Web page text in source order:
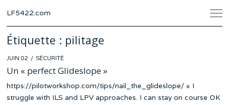
LF5422.com
Étiquette : pilitage
POSTED
ON
JUIN 02 SÉCURITÉ
Un « perfect Glideslope »
https://pilotworkshop.com/tips/nail_the_glideslope/ « I
struggle with ILS and LPV approaches. I can stay on course OK